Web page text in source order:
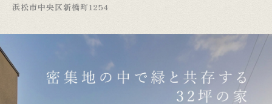
浜松市中央区新橋町1254